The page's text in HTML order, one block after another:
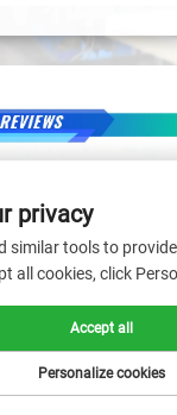
privacy
similar tools to
all cookies, click
Personalize cookies
Accept all